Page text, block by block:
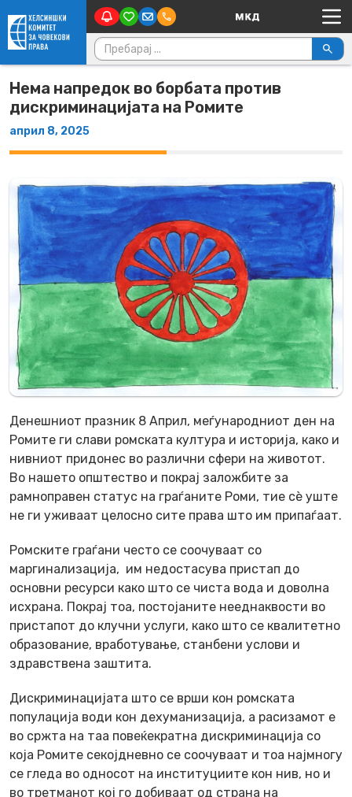
Skip to content Main Navigation
Пребарувај за:
Нема напредок во борбата против
дискриминацијата на Ромите
април 8, 2025
Денешниот празник 8 Април, меѓународниот ден на
Ромите ги слави ромската култура и историја, како и
нивниот придонес во различни сфери на животот.
Во нашето општество и покрај заложбите за
рамноправен статус на граѓаните Роми, тие сè уште
не ги уживаат целосно сите права што им припаѓаат.
Ромските граѓани често се соочуваат со
маргинализација, им недостасува пристап до
основни ресурси како што се чиста вода и доволна
исхрана. Покрај тоа, постојаните нееднаквости во
пристапот до клучни услуги, како што се квалитетно
образование, вработување, станбени услови и
здравствена заштита.
Дискриминацијата што се врши кон ромската
популација води кон дехуманизација, а расизамот е
во сржта на таа повеќекратна дискриминација со
која Ромите секојдневно се соочуваат и тоа најмногу
се гледа во односот на институциите кон нив, но и
во третманот кој го добиваат од страна на